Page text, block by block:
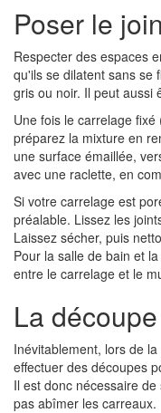
Poser le
Respecter des espaces
qu'ils se dilatent sans se
gris ou noir. Il peut aussi
Une fois le carrelage
préparez la mixture en
une surface émaillée,
avec une raclette, en
Si votre carrelage est
préalable. Lissez les
Laissez sécher, puis
Pour la salle de bain et
entre le carrelage et le
La
Inévitablement, lors de
effectuer des découpes
Il est donc nécessaire
pas abîmer les carreaux.